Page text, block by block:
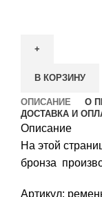
В КОРЗИНУ
ОПИСАНИЕ О
ДОСТАВКА И
Описание
На этой
бронза
Артикул: